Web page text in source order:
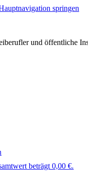
springen
und öffentliche
beträgt 0,00 €.